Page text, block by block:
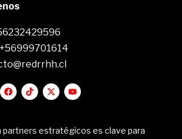
partners estratégicos es clave para